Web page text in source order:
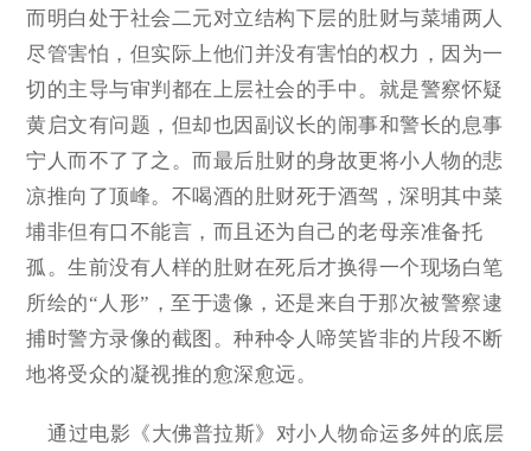
而明白处于社会二元对立结构下层的肚财与菜埔两人
尽管害怕，但实际上他们并没有害怕的权力，因为一
切的主导与审判都在上层社会的手中。就是警察怀疑
黄启文有问题，但却也因副议长的闹事和警长的息事
宁人而不了了之。而最后肚财的身故更将小人物的悲
凉推向了顶峰。不喝酒的肚财死于酒驾，深明其中菜
埔非但有口不能言，而且还为自己的老母亲准备托
孤。生前没有人样的肚财在死后才换得一个现场白笔
所绘的“人形”，至于遗像，还是来自于那次被警察逮
捕时警方录像的截图。种种令人啼笑皆非的片段不断
地将受众的凝视推的愈深愈远。
通过电影《大佛普拉斯》对小人物命运多舛的底层